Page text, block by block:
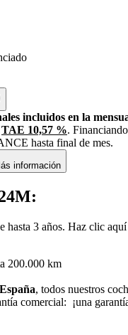
incluidos en la
TAE 10,57 %.
hasta final de mes.
información
hasta 3 años. Haz clic aquí
200.000 km
, todos nuestros
comercial: ¡una